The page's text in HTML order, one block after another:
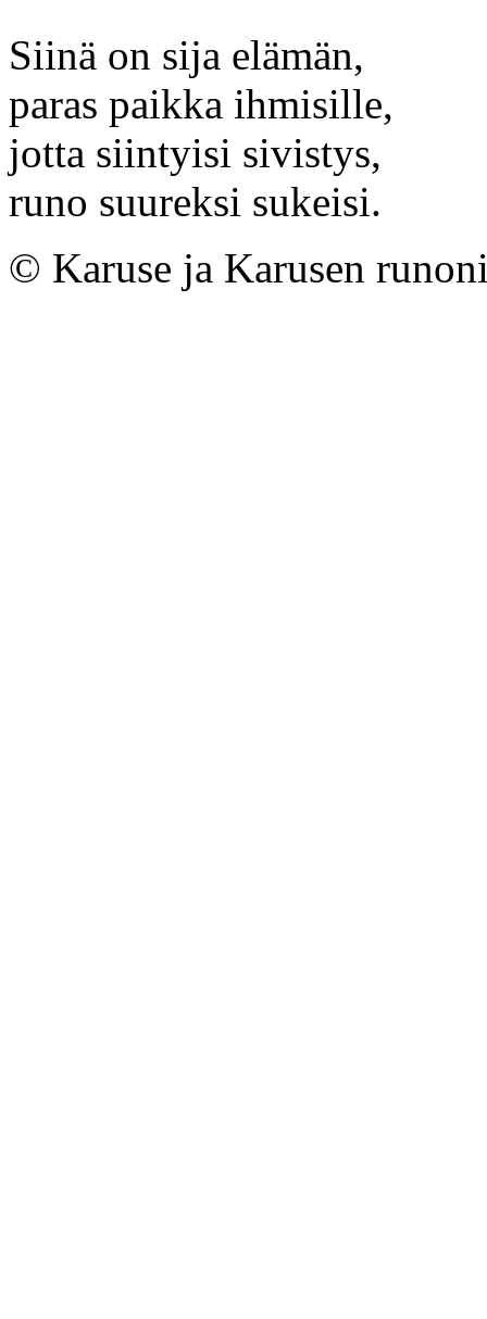
Siinä on sija elämän,
paras paikka ihmisille,
jotta siintyisi sivistys,
runo suureksi sukeisi.
© Karuse ja Karusen